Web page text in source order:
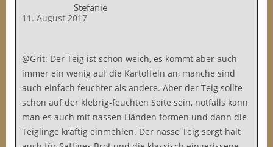
Stefanie
11. August 2017
@Grit: Der Teig ist schon weich, es kommt aber auch
immer ein wenig auf die Kartoffeln an, manche sind
auch einfach feuchter als andere. Aber der Teig sollte
schon auf der klebrig-feuchten Seite sein, notfalls kann
man es auch mit nassen Händen formen und dann die
Teiglinge kräftig einmehlen. Der nasse Teig sorgt halt